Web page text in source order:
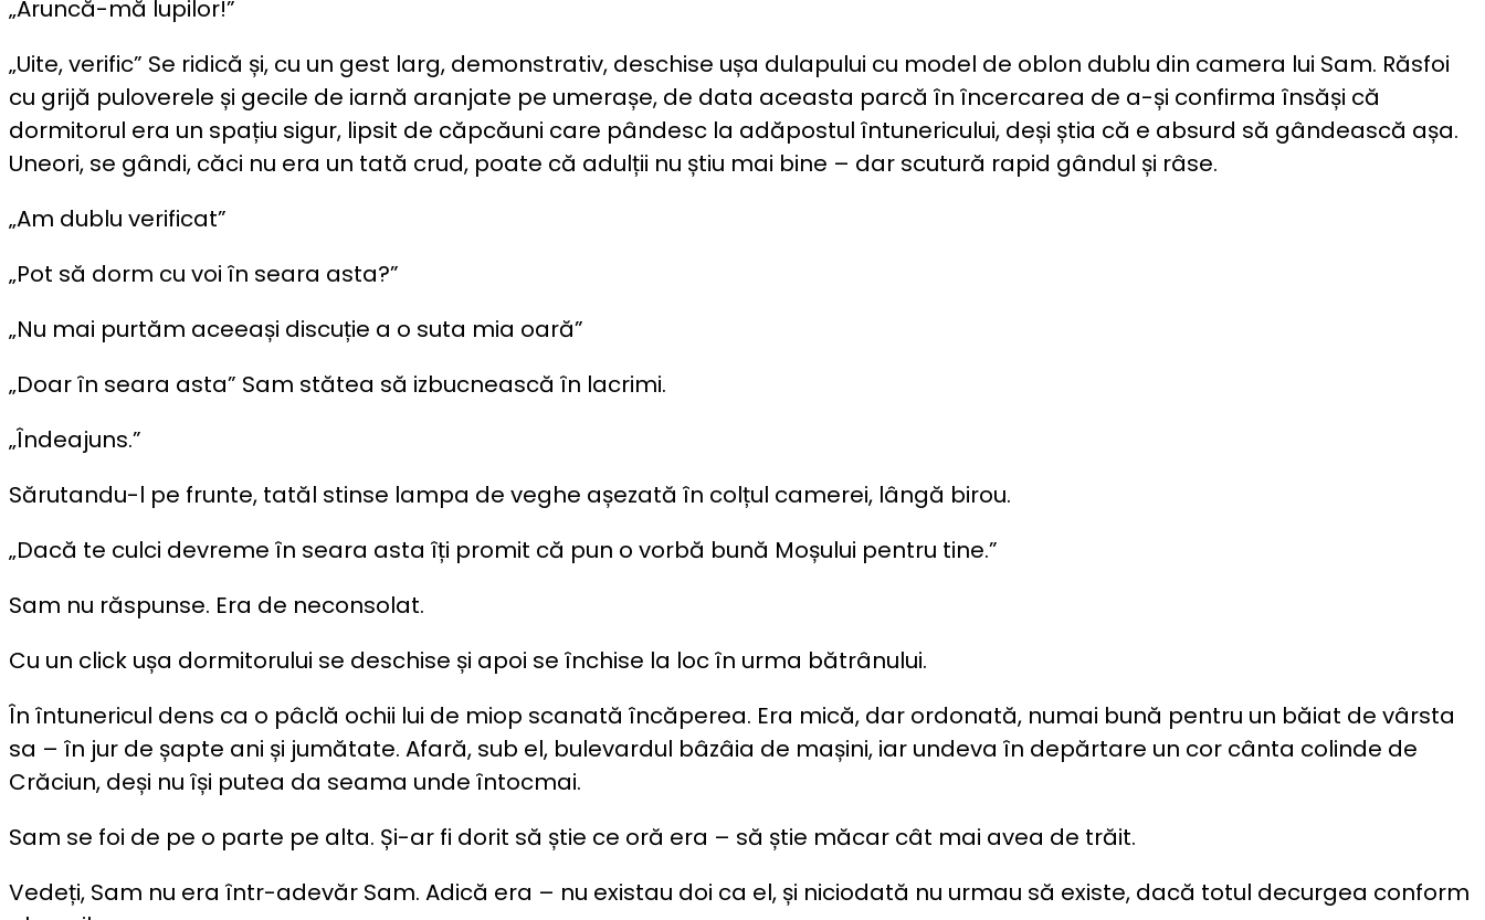
„Aruncă-mă lupilor!”
„Uite, verific” Se ridică și, cu un gest larg, demonstrativ, deschise ușa dulapului cu model de oblon dublu din camera lui Sam. Răsfoi
cu grijă puloverele și gecile de iarnă aranjate pe umerașe, de data aceasta parcă în încercarea de a-și confirma însăși că
dormitorul era un spațiu sigur, lipsit de căpcăuni care pândesc la adăpostul întunericului, deși știa că e absurd să gândească așa.
Uneori, se gândi, căci nu era un tată crud, poate că adulții nu știu mai bine – dar scutură rapid gândul și râse.
„Am dublu verificat”
„Pot să dorm cu voi în seara asta?”
„Nu mai purtăm aceeași discuție a o suta mia oară”
„Doar în seara asta” Sam stătea să izbucnească în lacrimi.
„Îndeajuns.”
Sărutandu-l pe frunte, tatăl stinse lampa de veghe așezată în colțul camerei, lângă birou.
„Dacă te culci devreme în seara asta îți promit că pun o vorbă bună Moșului pentru tine.”
Sam nu răspunse. Era de neconsolat.
Cu un click ușa dormitorului se deschise și apoi se închise la loc în urma bătrânului.
În întunericul dens ca o pâclă ochii lui de miop scanată încăperea. Era mică, dar ordonată, numai bună pentru un băiat de vârsta
sa – în jur de șapte ani și jumătate. Afară, sub el, bulevardul bâzâia de mașini, iar undeva în depărtare un cor cânta colinde de
Crăciun, deși nu își putea da seama unde întocmai.
Sam se foi de pe o parte pe alta. Și-ar fi dorit să știe ce oră era – să știe măcar cât mai avea de trăit.
Vedeți, Sam nu era într-adevăr Sam. Adică era – nu existau doi ca el, și niciodată nu urmau să existe, dacă totul decurgea conform